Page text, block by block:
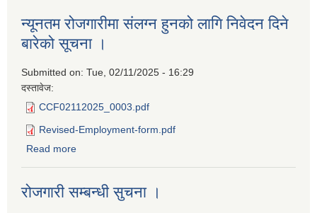
न्यूनतम रोजगारीमा संलग्न हुनको लागि निवेदन दिने
बारेको सूचना ।
Submitted on: Tue, 02/11/2025 - 16:29
दस्तावेज:
CCF02112025_0003.pdf
Revised-Employment-form.pdf
Read more
रोजगारी सम्बन्धी सुचना ।